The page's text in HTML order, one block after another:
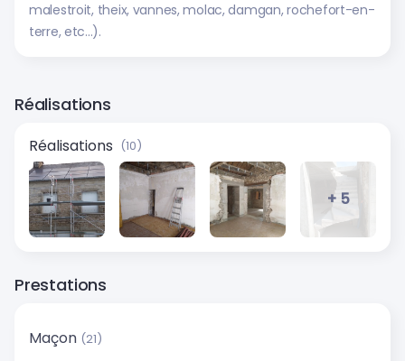
malestroit, theix, vannes, molac, damgan, rochefort-en-
terre, etc...).
Réalisations
Réalisations (10)
+ 5
Prestations
Maçon (21)